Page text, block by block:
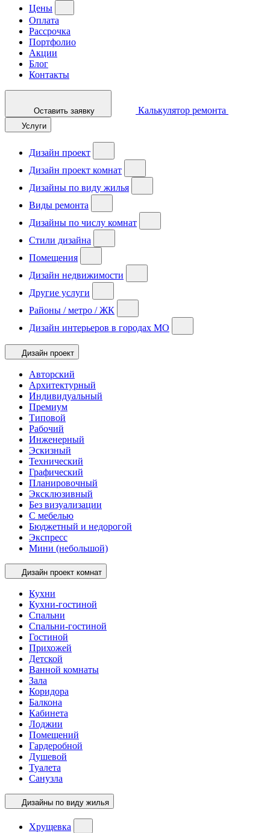
Цены
Оплата
Рассрочка
Портфолио
Акции
Блог
Контакты
Оставить заявку Калькулятор ремонта
Услуги
Дизайн проект
Дизайн проект комнат
Дизайны по виду жилья
Виды ремонта
Дизайны по числу комнат
Стили дизайна
Помещения
Дизайн недвижимости
Другие услуги
Районы / метро / ЖК
Дизайн интерьеров в городах МО
Дизайн проект
Авторский
Архитектурный
Индивидуальный
Премиум
Типовой
Рабочий
Инженерный
Эскизный
Технический
Графический
Планировочный
Эксклюзивный
Без визуализации
С мебелью
Бюджетный и недорогой
Экспресс
Мини (небольшой)
Дизайн проект комнат
Кухни
Кухни-гостиной
Спальни
Спальни-гостиной
Гостиной
Прихожей
Детской
Ванной комнаты
Зала
Коридора
Балкона
Кабинета
Лоджии
Помещений
Гардеробной
Душевой
Туалета
Санузла
Дизайны по виду жилья
Хрущевка